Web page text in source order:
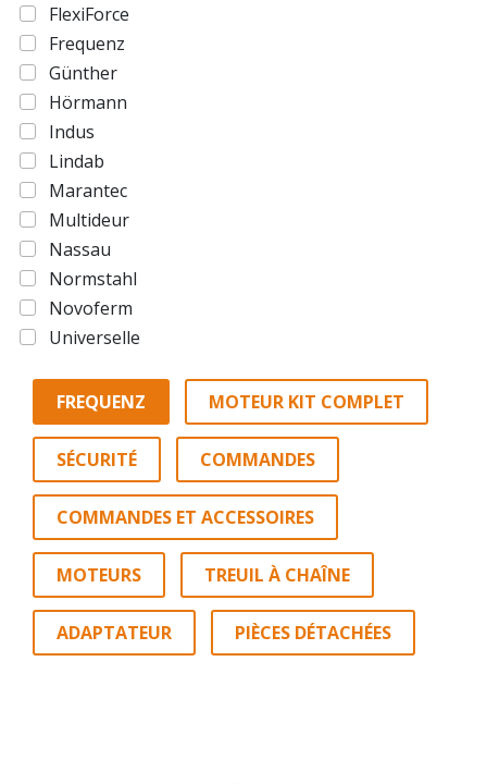
FlexiForce
Frequenz
Günther
Hörmann
Indus
Lindab
Marantec
Multideur
Nassau
Normstahl
Novoferm
Universelle
FREQUENZ MOTEUR KIT COMPLET
SÉCURITÉ COMMANDES
COMMANDES ET ACCESSOIRES
MOTEURS TREUIL À CHAÎNE
ADAPTATEUR PIÈCES DÉTACHÉES